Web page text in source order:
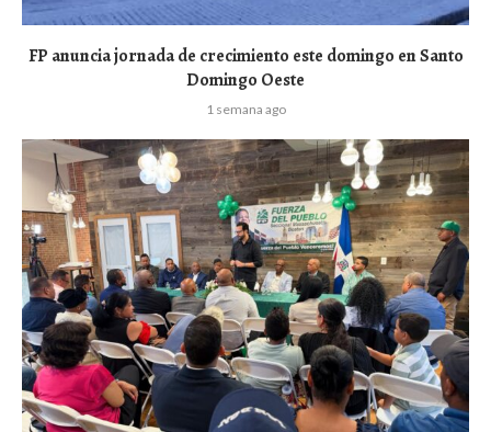
FP anuncia jornada de crecimiento este domingo en Santo
Domingo Oeste
1 semana ago